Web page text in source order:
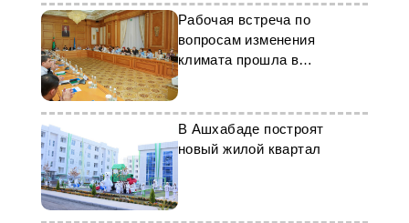
Рабочая встреча по
вопросам изменения
климата прошла в
Ашхабаде
В Ашхабаде построят
новый жилой квартал